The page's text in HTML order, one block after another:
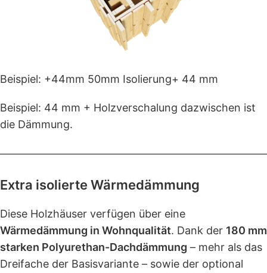
Beispiel: +44mm 50mm Isolierung+ 44 mm
Beispiel: 44 mm + Holzverschalung dazwischen ist
die Dämmung.
Extra isolierte Wärmedämmung
Diese Holzhäuser verfügen über eine
Wärmedämmung in Wohnqualität. Dank der 180 mm
starken Polyurethan-Dachdämmung – mehr als das
Dreifache der Basisvariante – sowie der optional